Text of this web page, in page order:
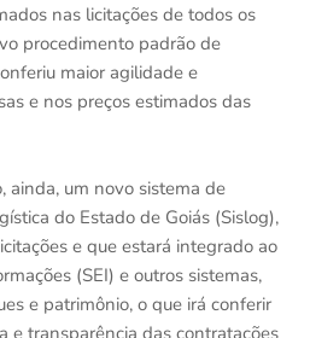
nas licitações de todos os
procedimento padrão de
maior agilidade e
e nos preços estimados das
ainda, um novo sistema de
do Estado de Goiás (Sislog),
e que estará integrado ao
(SEI) e outros sistemas,
e patrimônio, o que irá conferir